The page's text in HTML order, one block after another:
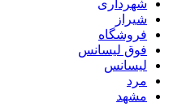
شهرداری
شیراز
فروشگاه
فوق لیسانس
لیسانس
مرد
مشهد